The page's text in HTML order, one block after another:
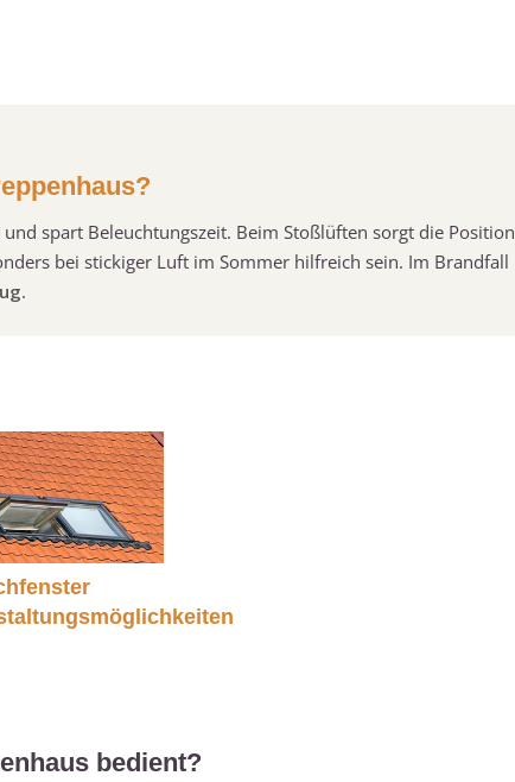
spart Beleuchtungszeit. Beim Stoßlüften sorgt die Position
bei stickiger Luft im Sommer hilfreich sein. Im Brandfall
.
bedient?